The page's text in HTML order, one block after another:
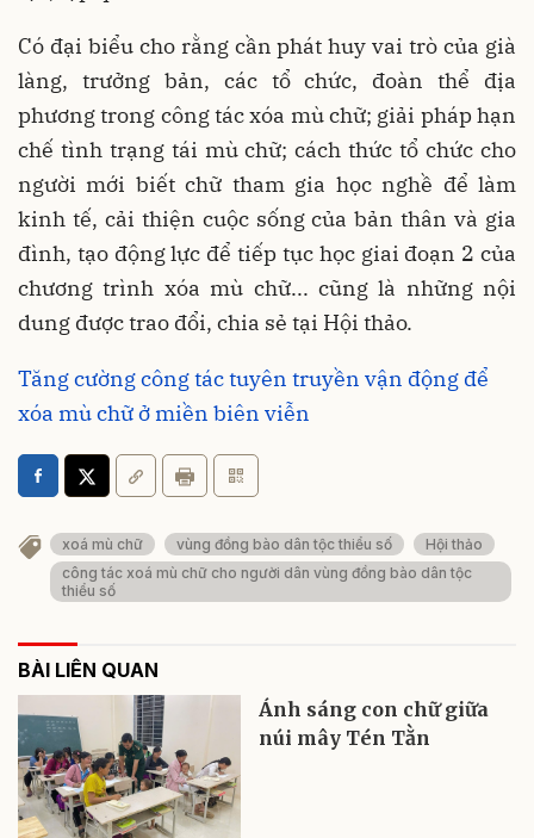
Có đại biểu cho rằng cần phát huy vai trò của già
làng, trưởng bản, các tổ chức, đoàn thể địa
phương trong công tác xóa mù chữ; giải pháp hạn
chế tình trạng tái mù chữ; cách thức tổ chức cho
người mới biết chữ tham gia học nghề để làm
kinh tế, cải thiện cuộc sống của bản thân và gia
đình, tạo động lực để tiếp tục học giai đoạn 2 của
chương trình xóa mù chữ... cũng là những nội
dung được trao đổi, chia sẻ tại Hội thảo.
Tăng cường công tác tuyên truyền vận động để
xóa mù chữ ở miền biên viễn
xoá mù chữ vùng đồng bào dân tộc thiểu số
Hội thảo
công tác xoá mù chữ cho người dân vùng đồng bào dân tộc
thiểu số
BÀI LIÊN QUAN
Ánh sáng con chữ giữa
núi mây Tén Tằn